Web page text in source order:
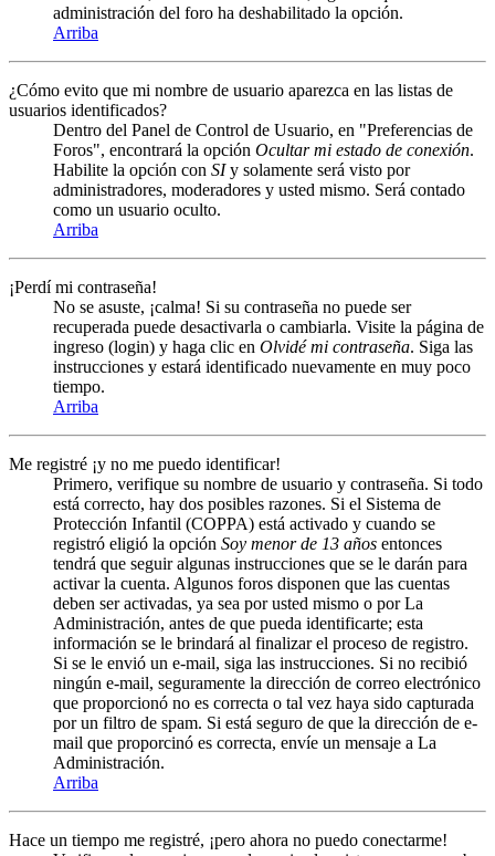
administración del foro ha deshabilitado la opción.
Arriba
¿Cómo evito que mi nombre de usuario aparezca en las listas de
usuarios identificados?
Dentro del Panel de Control de Usuario, en "Preferencias de
Foros", encontrará la opción Ocultar mi estado de conexión.
Habilite la opción con SIy solamente será visto por
administradores, moderadores y usted mismo. Será contado
como un usuario oculto.
Arriba
¡Perdí mi contraseña!
No se asuste, ¡calma! Si su contraseña no puede ser
recuperada puede desactivarla o cambiarla. Visite la página de
ingreso (login) y haga clic en Olvidé mi contraseña. Siga las
instrucciones y estará identificado nuevamente en muy poco
tiempo.
Arriba
Me registré ¡y no me puedo identificar!
Primero, verifique su nombre de usuario y contraseña. Si todo
está correcto, hay dos posibles razones. Si el Sistema de
Protección Infantil (COPPA) está activado y cuando se
registró eligió la opción Soy menor de 13 años entonces
tendrá que seguir algunas instrucciones que se le darán para
activar la cuenta. Algunos foros disponen que las cuentas
deben ser activadas, ya sea por usted mismo o por La
Administración, antes de que pueda identificarte; esta
información se le brindará al finalizar el proceso de registro.
Si se le envió un e-mail, siga las instrucciones. Si no recibió
ningún e-mail, seguramente la dirección de correo electrónico
que proporcionó no es correcta o tal vez haya sido capturada
por un filtro de spam. Si está seguro de que la dirección de e-
mail que proporcinó es correcta, envíe un mensaje a La
Administración.
Arriba
Hace un tiempo me registré, ¡pero ahora no puedo conectarme!